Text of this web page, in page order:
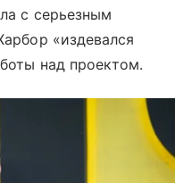
с серьезным
«издевался
над проектом.